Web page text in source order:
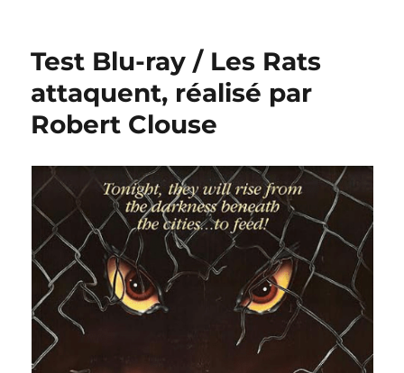
Test Blu-ray / Les Rats
attaquent, réalisé par
Robert Clouse